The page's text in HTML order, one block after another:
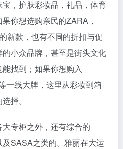
，护肤彩妆品，礼品，体育
你想选购亲民的ZARA，
新款，也有不同的折扣与促
小众品牌，甚至是街头文化
找到；如果你想购入
一线大牌，这里从彩妆到箱
择。
专柜之外，还有综合的
SASA之类的。雅丽在大运